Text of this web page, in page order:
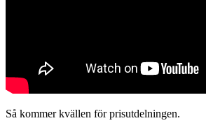
Så kommer kvällen för prisutdelningen.